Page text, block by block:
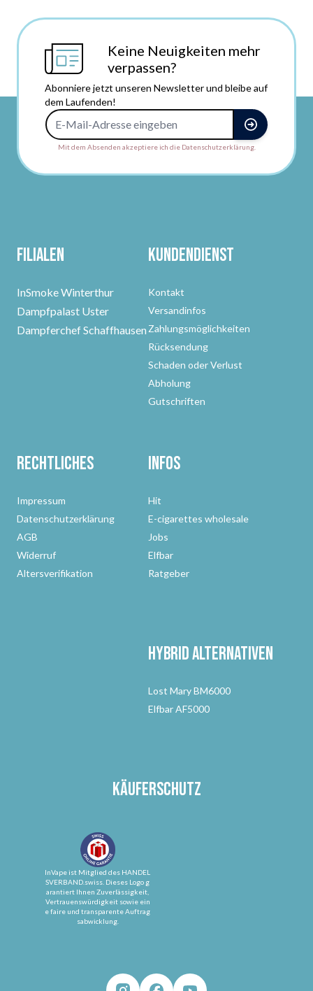
Keine Neuigkeiten mehr
verpassen?
Abonniere jetzt unseren Newsletter und bleibe auf
dem Laufenden!
Mit dem Absenden akzeptiere ich die Datenschutzerklärung.
Filialen
InSmoke Winterthur
Dampfpalast Uster
Dampferchef Schaffhausen
Kundendienst
Kontakt
Versandinfos
Zahlungsmöglichkeiten
Rücksendung
Schaden oder Verlust
Abholung
Gutschriften
Rechtliches
Impressum
Datenschutzerklärung
AGB
Widerruf
Altersverifikation
Infos
Hit
E-cigarettes wholesale
Jobs
Elfbar
Ratgeber
Hybrid Alternativen
Lost Mary BM6000
Elfbar AF5000
Käuferschutz
InVape ist Mitglied des HANDEL
SVERBAND.swiss. Dieses Logo g
arantiert Ihnen Zuverlässigkeit,
Vertrauenswürdigkeit sowie ein
e faire und transparente Auftrag
sabwicklung.